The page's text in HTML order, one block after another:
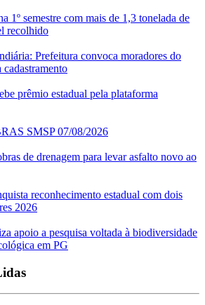
1º semestre com mais de 1,3 tonelada de
recolhido
Prefeitura convoca moradores do
prêmio estadual pela plataforma
SMSP 07/08/2026
de drenagem para levar asfalto novo ao
reconhecimento estadual com dois
2026
apoio a pesquisa voltada à biodiversidade
em PG